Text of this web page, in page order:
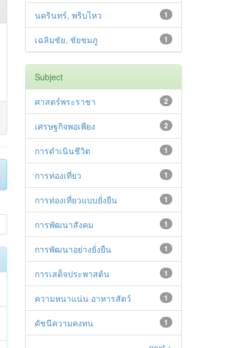
1
นครินทร์, พริบไหว
1
เฉลิมชัย, ชัยชมภู
Subject
2
ศาสตร์พระราชา
2
เศรษฐกิจพอเพียง
1
การดำเนินชีวิต
1
การท่องเที่ยว
1
การท่องเที่ยวแบบยั่งยืน
1
การพัฒนาสังคม
1
การพัฒนาอย่างยั่งยืน
1
การเสด็จประพาสต้น
1
ความหนาแน่น อาหารสัตว์
1
ดัชนีความคงทน